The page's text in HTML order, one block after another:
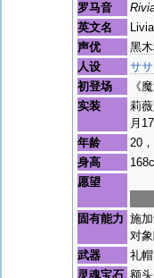
罗马音
英文名
声优
黑
人设
サ
初登场
《
实装
莉
月17
年龄
20
身高
愿望
固有能力 施
对象
武器
礼帽
灵魂宝石 额头